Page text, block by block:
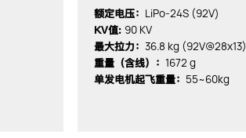
额定电压： LiPo-24S (92V)
KV值: 90 KV
最大拉力： 36.8 kg (92V@28x13)
重量（含线）： 1672 g
单发电机起飞重量： 55~60kg